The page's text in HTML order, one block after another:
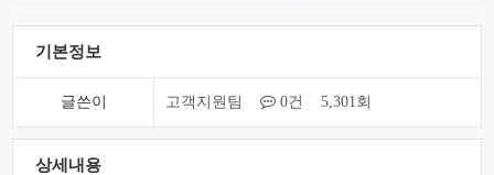
기본정보
글쓴이 고객지원팀 0건 5,301회
상세내용